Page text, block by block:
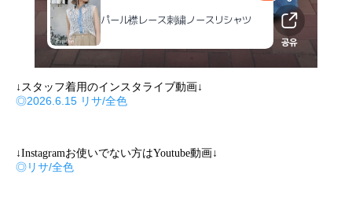
↓スタッフ着用のインスタライブ動画↓
◎2026.6.15 リサ/全色
↓Instagramお使いでない方はYoutube動画↓
◎リサ/全色